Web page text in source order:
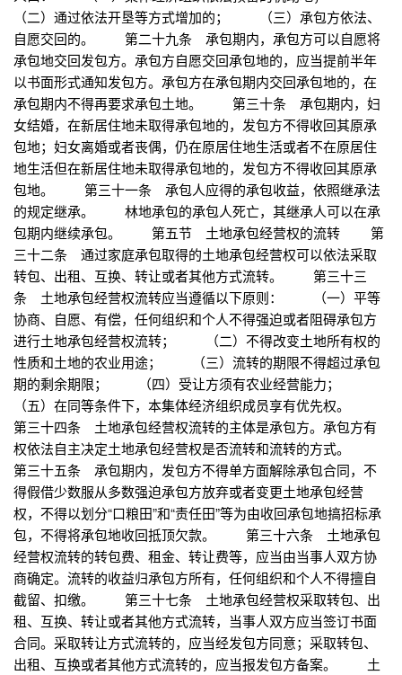
（二）通过依法开垦等方式增加的； （三）承包方依法、
自愿交回的。 第二十九条 承包期内，承包方可以自愿将
承包地交回发包方。承包方自愿交回承包地的，应当提前半年
以书面形式通知发包方。承包方在承包期内交回承包地的，在
承包期内不得再要求承包土地。 第三十条 承包期内，妇
女结婚，在新居住地未取得承包地的，发包方不得收回其原承
包地；妇女离婚或者丧偶，仍在原居住地生活或者不在原居住
地生活但在新居住地未取得承包地的，发包方不得收回其原承
包地。 第三十一条 承包人应得的承包收益，依照继承法
的规定继承。 林地承包的承包人死亡，其继承人可以在承
包期内继续承包。 第五节 土地承包经营权的流转 第
三十二条 通过家庭承包取得的土地承包经营权可以依法采取
转包、出租、互换、转让或者其他方式流转。 第三十三
条 土地承包经营权流转应当遵循以下原则： （一）平等
协商、自愿、有偿，任何组织和个人不得强迫或者阻碍承包方
进行土地承包经营权流转； （二）不得改变土地所有权的
性质和土地的农业用途； （三）流转的期限不得超过承包
期的剩余期限； （四）受让方须有农业经营能力；
（五）在同等条件下，本集体经济组织成员享有优先权。
第三十四条 土地承包经营权流转的主体是承包方。承包方有
权依法自主决定土地承包经营权是否流转和流转的方式。
第三十五条 承包期内，发包方不得单方面解除承包合同，不
得假借少数服从多数强迫承包方放弃或者变更土地承包经营
权，不得以划分“口粮田”和“责任田”等为由收回承包地搞招标承
包，不得将承包地收回抵顶欠款。 第三十六条 土地承包
经营权流转的转包费、租金、转让费等，应当由当事人双方协
商确定。流转的收益归承包方所有，任何组织和个人不得擅自
截留、扣缴。 第三十七条 土地承包经营权采取转包、出
租、互换、转让或者其他方式流转，当事人双方应当签订书面
合同。采取转让方式流转的，应当经发包方同意；采取转包、
出租、互换或者其他方式流转的，应当报发包方备案。 土